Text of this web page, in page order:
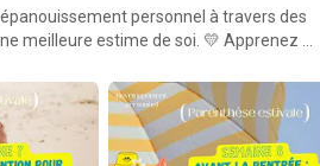
personnel à travers des
meilleure estime de soi. 💛 Apprenez à
inspirantes pour vous aider à
tout commence par vous. Prêt·e à vous (re)découvrir ? 🎥✨